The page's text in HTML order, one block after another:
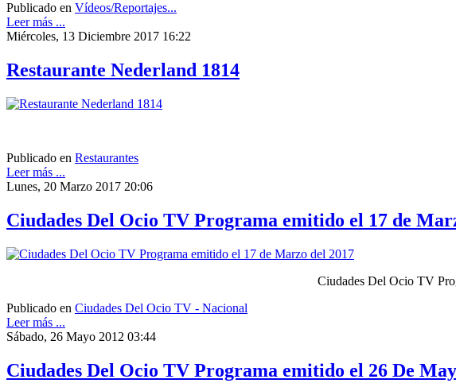
Publicado en Vídeos/Reportajes...
Leer más ...
Miércoles, 13 Diciembre 2017 16:22
Restaurante Nederland 1814
Publicado en Restaurantes
Leer más ...
Lunes, 20 Marzo 2017 20:06
Ciudades Del Ocio TV Programa emitido el 17 de
Ciudades Del Ocio TV
Publicado en Ciudades Del Ocio TV - Nacional
Leer más ...
Sábado, 26 Mayo 2012 03:44
Ciudades Del Ocio TV Programa emitido el 26 De